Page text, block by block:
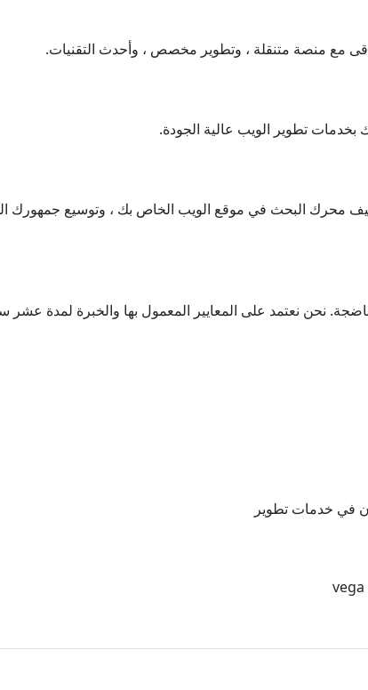
مع منصة متنقلة ، وتطوير مخصص ، وأحدث التقنيات.
تطوير الويب عالية الجودة.
محرك البحث في موقع الويب الخاص بك ، وتوسيع جمهورك
نحن نعتمد على المعايير المعمول بها والخبرة لمدة عشر
الناشئة إلى فورتشن 1000 ، الذين يثقون في خدمات تطوير
vega